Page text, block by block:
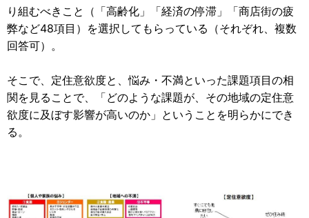
り組むべきこと（「高齢化」「経済の停滞」「商店街の疲
弊など48項目）を選択してもらっている（それぞれ、複数
回答可）。
そこで、定住意欲度と、悩み・不満といった課題項目の相
関を見ることで、「どのような課題が、その地域の定住意
欲度に及ぼす影響が高いのか」ということを明らかにでき
る。